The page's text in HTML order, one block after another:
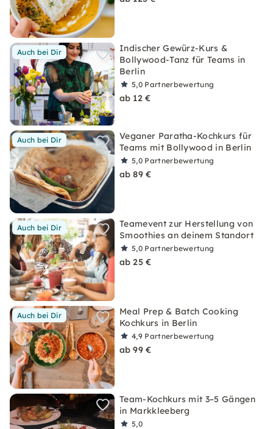
Auch bei Dir
Indischer Gewürz-Kurs &
Bollywood-Tanz für Teams in
Berlin
5,0 Partnerbewertung
ab 12 €
Auch bei Dir
Veganer Paratha-Kochkurs für
Teams mit Bollywood in Berlin
5,0 Partnerbewertung
ab 89 €
Auch bei Dir
Teamevent zur Herstellung von
Smoothies an deinem Standort
5,0 Partnerbewertung
ab 25 €
Auch bei Dir
Meal Prep & Batch Cooking
Kochkurs in Berlin
4,9 Partnerbewertung
ab 99 €
Team-Kochkurs mit 3–5 Gängen
in Markkleeberg
5,0